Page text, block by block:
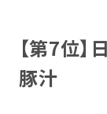
【第7位
豚汁